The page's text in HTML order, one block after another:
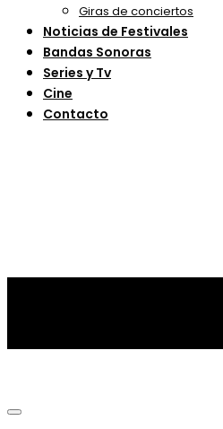
Giras de conciertos
Noticias de Festivales
Bandas Sonoras
Series y Tv
Cine
Contacto